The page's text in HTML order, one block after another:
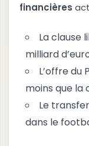
financières
La clause
milliard
L’offre du
moins que la
Le
dans le